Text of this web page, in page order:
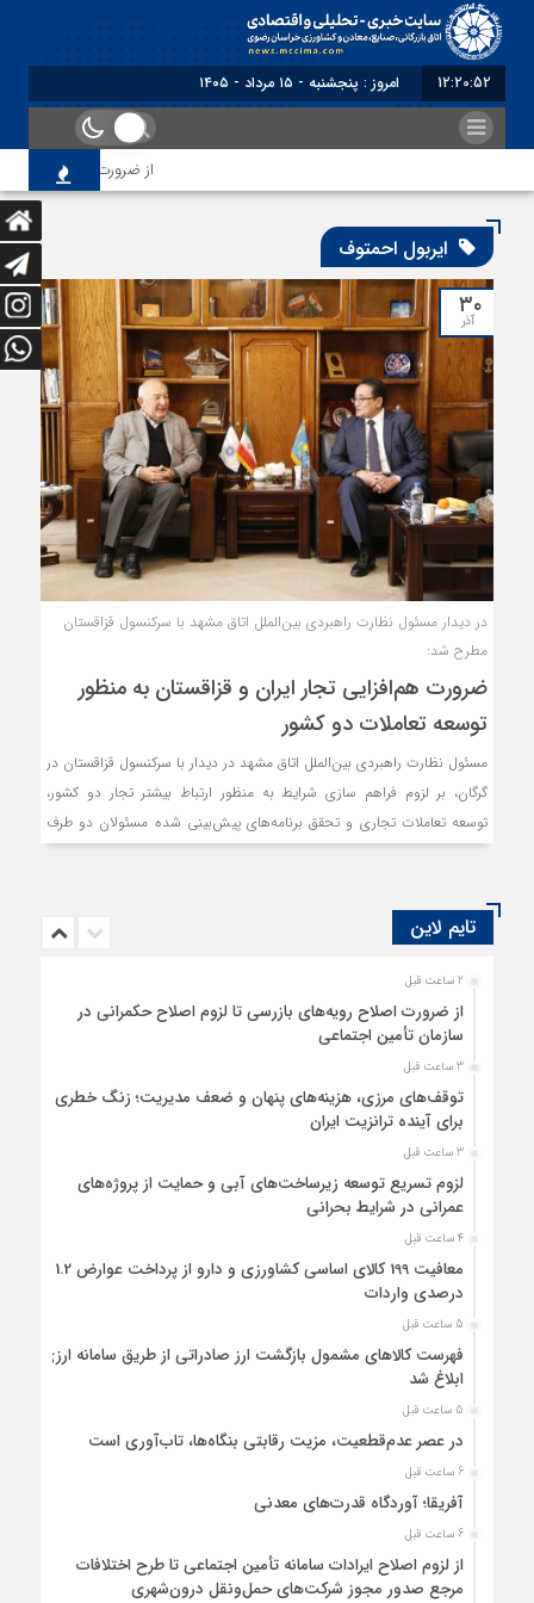
12:20:52 امروز : پنجشنبه - ۱۵ مرداد - ۱۴۰۵
از ضرورت اصلاح
ایربول احمتوف
۳۰
آذر
در دیدار مسئول نظارت راهبردی بین‌الملل اتاق مشهد با سرکنسول قزاقستان
مطرح شد:
ضرورت هم‌افزایی تجار ایران و قزاقستان به منظور
توسعه تعاملات دو کشور
مسئول نظارت راهبردی بین‌الملل اتاق مشهد در دیدار با سرکنسول قزاقستان در
گرگان، بر لزوم فراهم سازی شرایط به منظور ارتباط بیشتر تجار دو کشور،
توسعه تعاملات تجاری و تحقق برنامه‌های پیش‌بینی شده مسئولان دو طرف
تایم لاین
2 ساعت قبل
از ضرورت اصلاح رویه‌های بازرسی تا لزوم اصلاح حکمرانی در
سازمان تأمین اجتماعی
3 ساعت قبل
توقف‌های مرزی، هزینه‌های پنهان و ضعف مدیریت؛ زنگ خطری
برای آینده ترانزیت ایران
3 ساعت قبل
لزوم تسریع توسعه زیرساخت‌های آبی و حمایت از پروژه‌های
عمرانی در شرایط بحرانی
4 ساعت قبل
معافیت 199 کالای اساسی کشاورزی و دارو از پرداخت عوارض 1.2
درصدی واردات
5 ساعت قبل
فهرست کالاهای مشمول بازگشت ارز صادراتی از طریق سامانه ارزی
ابلاغ شد
5 ساعت قبل
در عصر عدم‌قطعیت، مزیت رقابتی بنگاه‌ها، تاب‌آوری است
6 ساعت قبل
آفریقا؛ آوردگاه قدرت‌های معدنی
6 ساعت قبل
از لزوم اصلاح ایرادات سامانه تأمین اجتماعی تا طرح اختلافات
مرجع صدور مجوز شرکت‌های حمل‌ونقل درون‌شهری